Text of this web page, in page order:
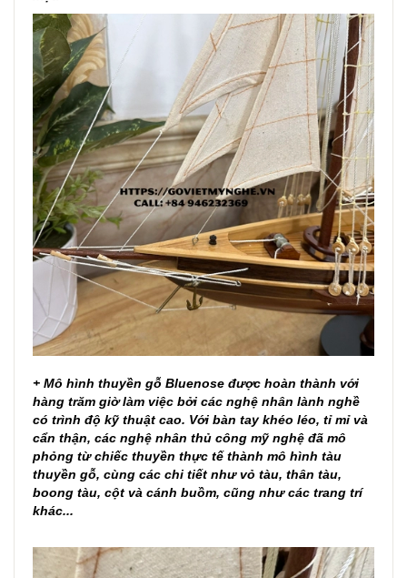
+ Mô hình thuyền gỗ Bluenose được hoàn thành với
hàng trăm giờ làm việc bởi các nghệ nhân lành nghề
có trình độ kỹ thuật cao. Với bàn tay khéo léo, tỉ mỉ và
cẩn thận, các nghệ nhân thủ công mỹ nghệ đã mô
phỏng từ chiếc thuyền thực tế thành mô hình tàu
thuyền gỗ, cùng các chi tiết như vỏ tàu, thân tàu,
boong tàu, cột và cánh buồm, cũng như các trang trí
khác...